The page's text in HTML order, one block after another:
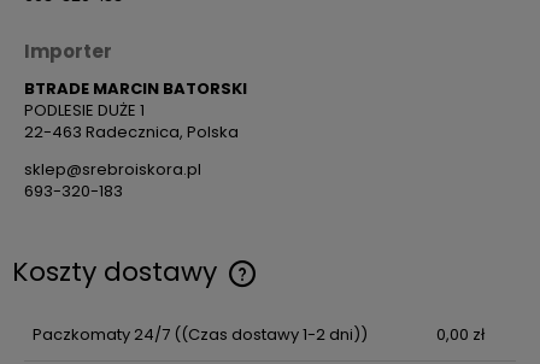
Importer
BTRADE MARCIN BATORSKI
PODLESIE DUŻE 1
22-463 Radecznica, Polska
sklep@srebroiskora.pl
693-320-183
Koszty dostawy
Cena nie zawiera ewentualnych kosztów płatności
Paczkomaty 24/7((Czas dostawy 1-2 dni)) 0,00 zł